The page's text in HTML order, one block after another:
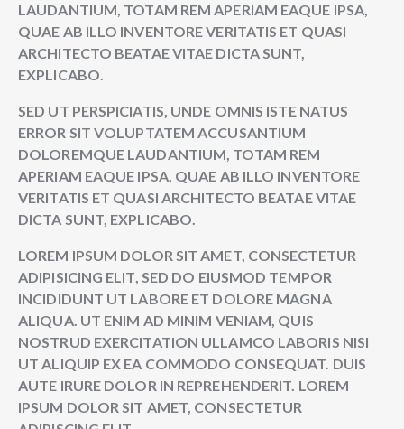
LAUDANTIUM, TOTAM REM APERIAM EAQUE IPSA,
QUAE AB ILLO INVENTORE VERITATIS ET QUASI
ARCHITECTO BEATAE VITAE DICTA SUNT,
EXPLICABO.
SED UT PERSPICIATIS, UNDE OMNIS ISTE NATUS
ERROR SIT VOLUPTATEM ACCUSANTIUM
DOLOREMQUE LAUDANTIUM, TOTAM REM
APERIAM EAQUE IPSA, QUAE AB ILLO INVENTORE
VERITATIS ET QUASI ARCHITECTO BEATAE VITAE
DICTA SUNT, EXPLICABO.
LOREM IPSUM DOLOR SIT AMET, CONSECTETUR
ADIPISICING ELIT, SED DO EIUSMOD TEMPOR
INCIDIDUNT UT LABORE ET DOLORE MAGNA
ALIQUA. UT ENIM AD MINIM VENIAM, QUIS
NOSTRUD EXERCITATION ULLAMCO LABORIS NISI
UT ALIQUIP EX EA COMMODO CONSEQUAT. DUIS
AUTE IRURE DOLOR IN REPREHENDERIT. LOREM
IPSUM DOLOR SIT AMET, CONSECTETUR